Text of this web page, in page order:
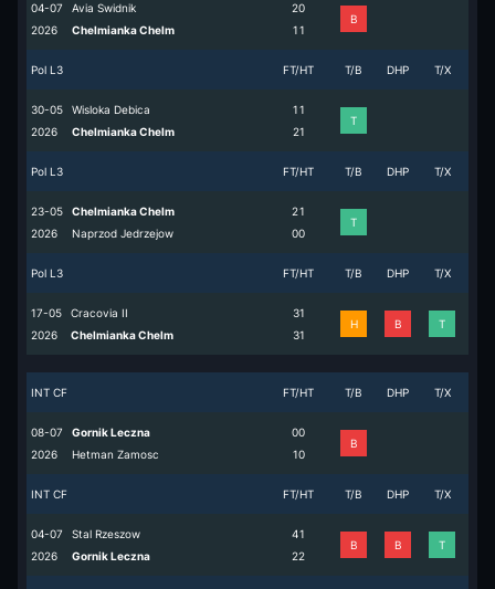
04-07
2026
Avia Swidnik
Chelmianka Chelm
2
1
0
1
B
Pol L3 FT/HT T/B DHP T/X
30-05
2026
Wisloka Debica
Chelmianka Chelm
1
2
1
1
T
Pol L3 FT/HT T/B DHP T/X
23-05
2026
Chelmianka Chelm
Naprzod Jedrzejow
2
0
1
0
T
Pol L3 FT/HT T/B DHP T/X
17-05
2026
Cracovia II
Chelmianka Chelm
3
3
1
1
H B T
INT CF FT/HT T/B DHP T/X
08-07
2026
Gornik Leczna
Hetman Zamosc
0
1
0
0
B
INT CF FT/HT T/B DHP T/X
04-07
2026
Stal Rzeszow
Gornik Leczna
4
2
1
2
B B T